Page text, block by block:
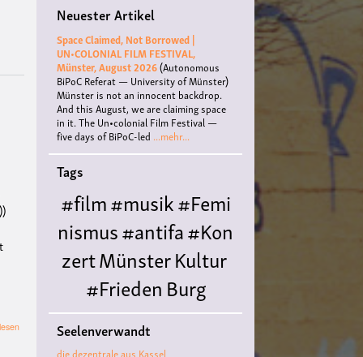
verortende
Menschen
Fürsorgearbeit
Stadtrundgang
Neuester Artikel
Space Claimed, Not Borrowed |
UN•COLONIAL FILM FESTIVAL,
Münster, August 2026(Autonomous
BiPoC Referat — University of Münster)
Münster is not an innocent backdrop.
And this August, we are claiming space
in it. The Un•colonial Film Festival —
five days of BiPoC-led ...mehr...
Tags
#film#musik#Femi
nismus#antifa#Kon
zertMünsterKultur
#FriedenBurg
Hülshoffliteratur#
Queer#Workshop
Seelenverwandt
die dezentrale aus Kassel